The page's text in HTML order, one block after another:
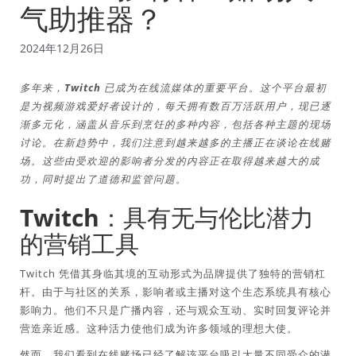
气助推器？
2024年12月26日
多年来，Twitch 已成为在线流媒体的重要平台。这个平台最初
是为视频游戏爱好者设计的，每天拥有数百万活跃用户，现已逐
渐多元化，涵盖从音乐到烹饪的多种内容，包括各种主题的现场
讨论。在新趋势中，我们注意到越来越多的主播正在谈论在线赌
场。这些由受欢迎的影响者分发的内容正在取得越来越大的成
功，同时提出了道德和监管问题。
Twitch：具有无与伦比潜力
的营销工具
Twitch 凭借其身临其境的互动形式为品牌提供了独特的营销杠
杆。由于与社区的关系，影响者或主播对这个生态系统具有核心
影响力。他们不只是广播内容，还与观众互动、实时回复评论并
营造亲近感。这种活力使他们成为许多领域的理想大使。